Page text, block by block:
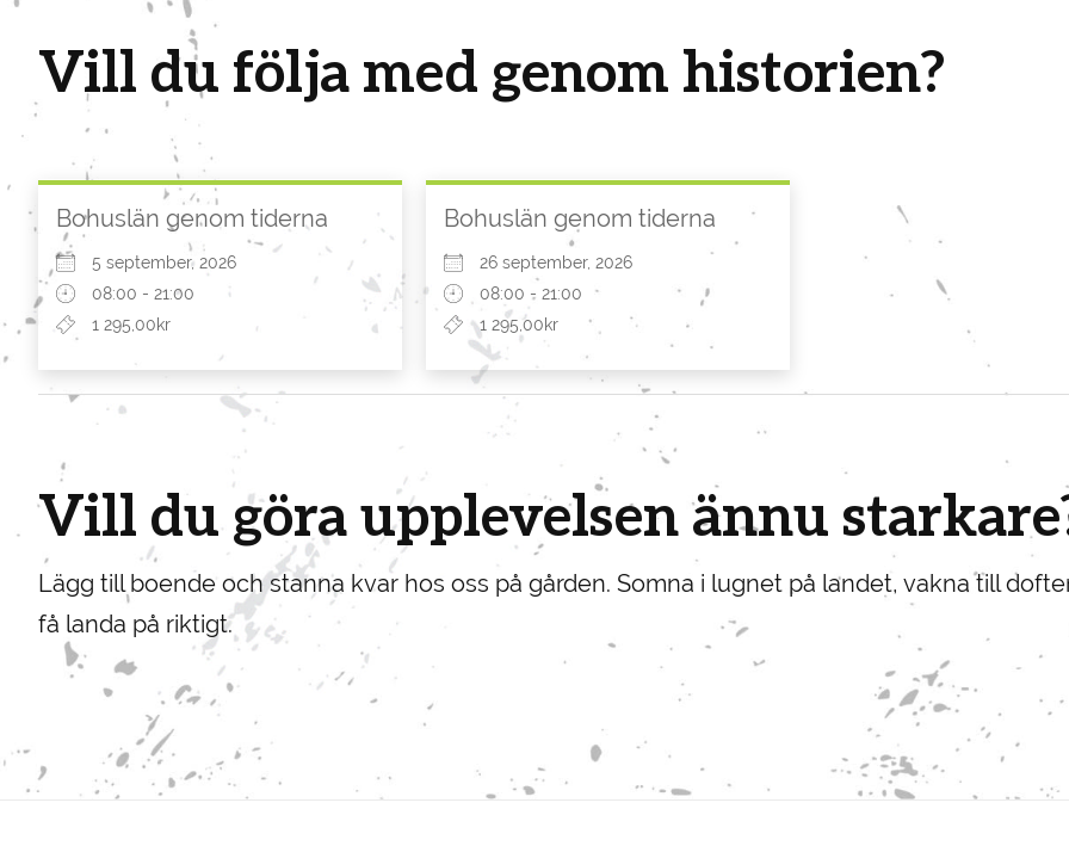
Vill du följa med genom historien?
Bohuslän genom tiderna
5 september, 2026
08:00 - 21:00
1 295,00kr
Bohuslän genom tiderna
26 september, 2026
08:00 - 21:00
1 295,00kr
Vill du göra upplevelsen ännu
Lägg till boende och stanna kvar hos oss på gården. Somna i lugnet på landet, vakna till
få landa på riktigt.